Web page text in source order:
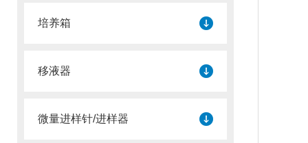
培养箱
移液器
微量进样针/进样器